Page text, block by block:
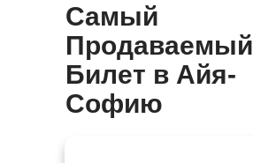
Самый
Продаваемый
Билет в Айя-
Софию